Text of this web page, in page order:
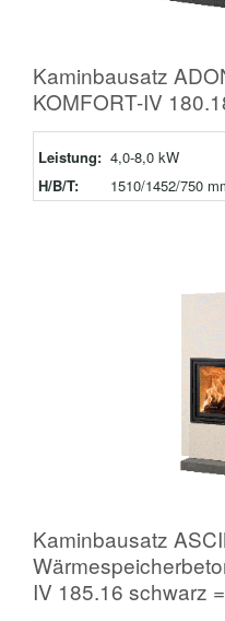
Kaminbausatz
KOMFORT-IV
Leistung: 4,0-8,0 kW
H/B/T:
1510/1452/750
Kaminbausatz
IV 185.16 schwarz =